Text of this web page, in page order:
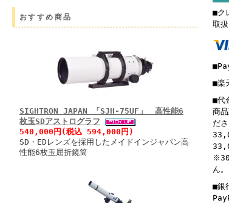
おすすめ商品
SIGHTRON JAPAN 「SJH-75UF」 高性能6
枚玉SDアストログラフ
540,000円(税込 594,000円)
SD・EDレンズを採用したメイドインジャパン高
性能6枚玉屈折鏡筒
■ク
取
■楽
■代
商
だ
※30
ん。
■銀